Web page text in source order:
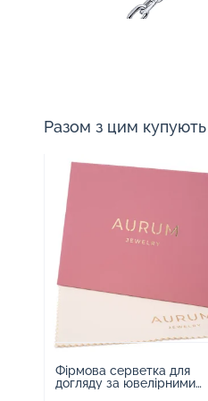
Разом з цим купують
Фірмова серветка для
догляду за ювелірними